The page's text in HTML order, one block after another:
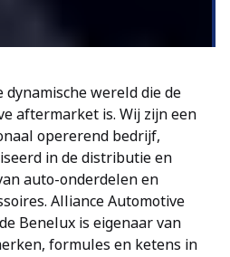
dynamische wereld die de
aftermarket is. Wij zijn een
opererend bedrijf,
in de distributie en
auto-onderdelen en
Alliance Automotive
Benelux is eigenaar van
formules en ketens in